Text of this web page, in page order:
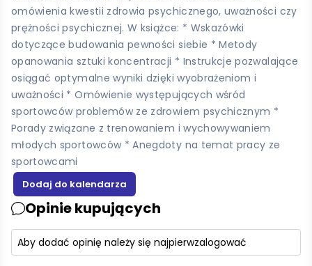
omówienia kwestii zdrowia psychicznego, uważności czy
prężności psychicznej. W książce: * Wskazówki
dotyczące budowania pewności siebie * Metody
opanowania sztuki koncentracji * Instrukcje pozwalające
osiągać optymalne wyniki dzięki wyobrażeniom i
uważności * Omówienie występujących wśród
sportowców problemów ze zdrowiem psychicznym *
Porady związane z trenowaniem i wychowywaniem
młodych sportowców * Anegdoty na temat pracy ze
sportowcami
Opinie kupujących
Aby dodać opinię należy się najpierwzalogować